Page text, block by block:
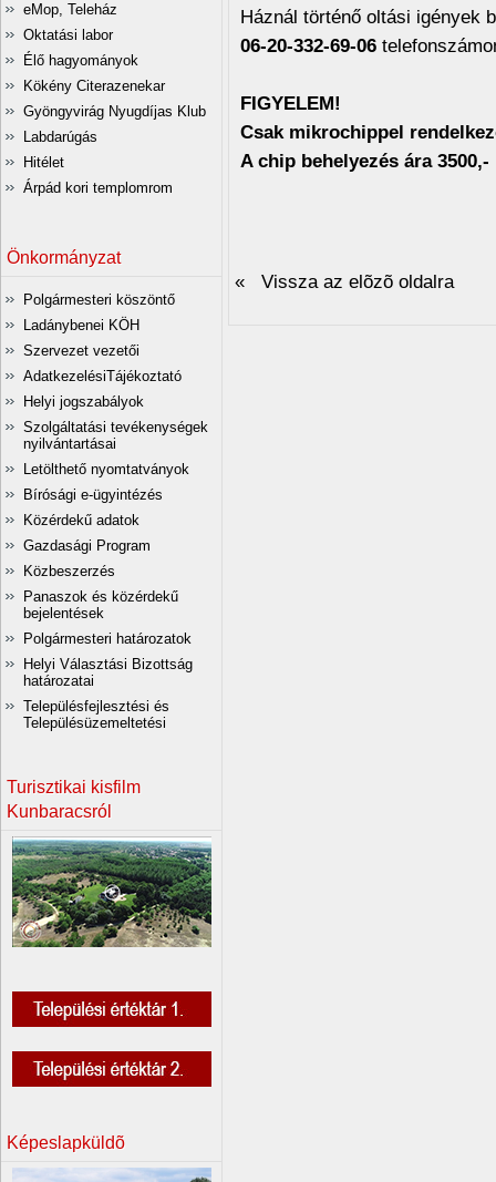
eMop, Teleház
Oktatási labor
Élő hagyományok
Kökény Citerazenekar
Gyöngyvirág Nyugdíjas Klub
Labdarúgás
Hitélet
Árpád kori templomrom
Önkormányzat
Polgármesteri köszöntő
Ladánybenei KÖH
Szervezet vezetői
AdatkezelésiTájékoztató
Helyi jogszabályok
Szolgáltatási tevékenységek
nyilvántartásai
Letölthető nyomtatványok
Bírósági e-ügyintézés
Közérdekű adatok
Gazdasági Program
Közbeszerzés
Panaszok és közérdekű
bejelentések
Polgármesteri határozatok
Helyi Választási Bizottság
határozatai
Településfejlesztési és
Településüzemeltetési
Turisztikai kisfilm
Kunbaracsról
Képeslapküldõ
Háznál történő oltási igények
06-20-332-69-06
FIGYELEM!
Csak mikrochippel
A chip behelyezés ára 3500,-
« Vissza az elõzõ oldalra